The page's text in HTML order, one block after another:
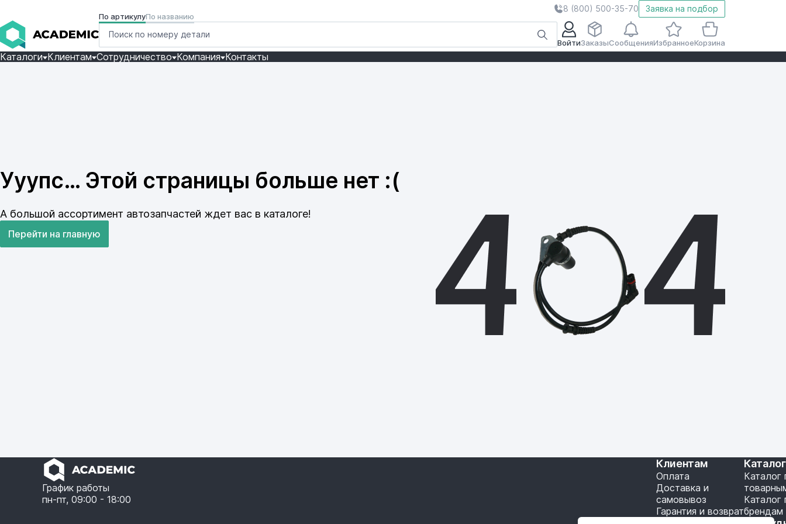
8 (800) 500-35-70 Заявка на подбор
По артикулуПо названию
ВойтиЗаказыСообщенияИзбранноеКорзина
Каталоги Клиентам Сотрудничество Компания Контакты
Ууупс… Этой страницы больше нет :(
А большой ассортимент автозапчастей ждет вас в каталоге!
Перейти на главную
График работы
пн-пт, 09:00 - 18:00
Клиентам
Оплата
Доставка и
самовывоз
Гарантия и возврат
Каталог
Каталог
брендам